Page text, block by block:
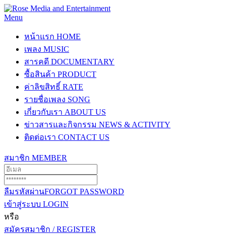
Menu
หน้าแรก HOME
เพลง MUSIC
สารคดี DOCUMENTARY
ซื้อสินค้า PRODUCT
ค่าลิขสิทธิ์ RATE
รายชื่อเพลง SONG
เกี่ยวกับเรา ABOUT US
ข่าวสารและกิจกรรม NEWS & ACTIVITY
ติดต่อเรา CONTACT US
สมาชิก MEMBER
ลืมรหัสผ่านFORGOT PASSWORD
เข้าสู่ระบบ LOGIN
หรือ
สมัครสมาชิก / REGISTER